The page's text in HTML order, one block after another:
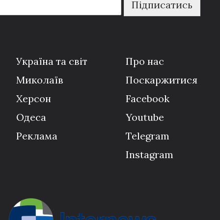
Підписатись
Україна та світ
Миколаїв
Херсон
Одеса
Реклама
Про нас
Поскаржитися
Facebook
Youtube
Telegram
Instagram